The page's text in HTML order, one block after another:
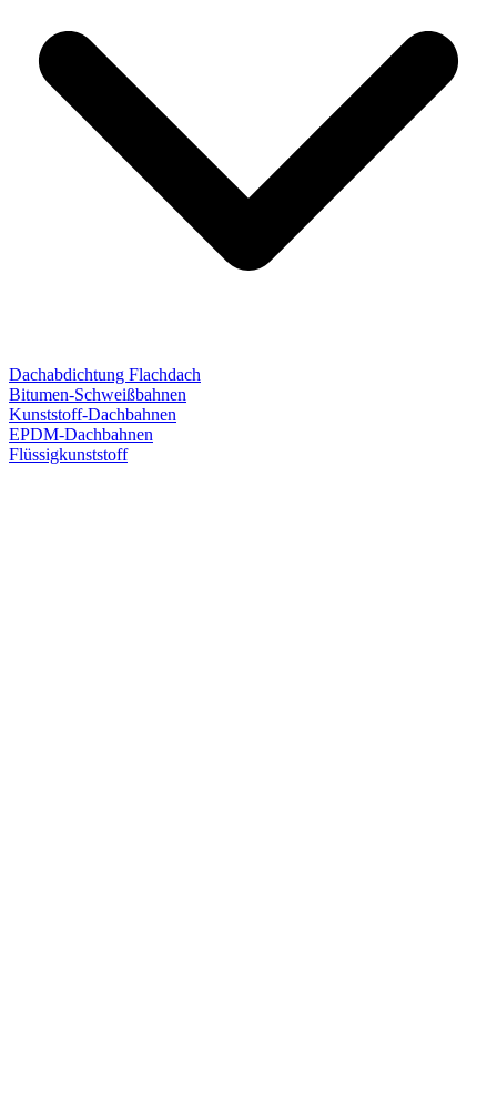
Dachabdichtung Flachdach
Bitumen-Schweißbahnen
Kunststoff-Dachbahnen
EPDM-Dachbahnen
Flüssigkunststoff